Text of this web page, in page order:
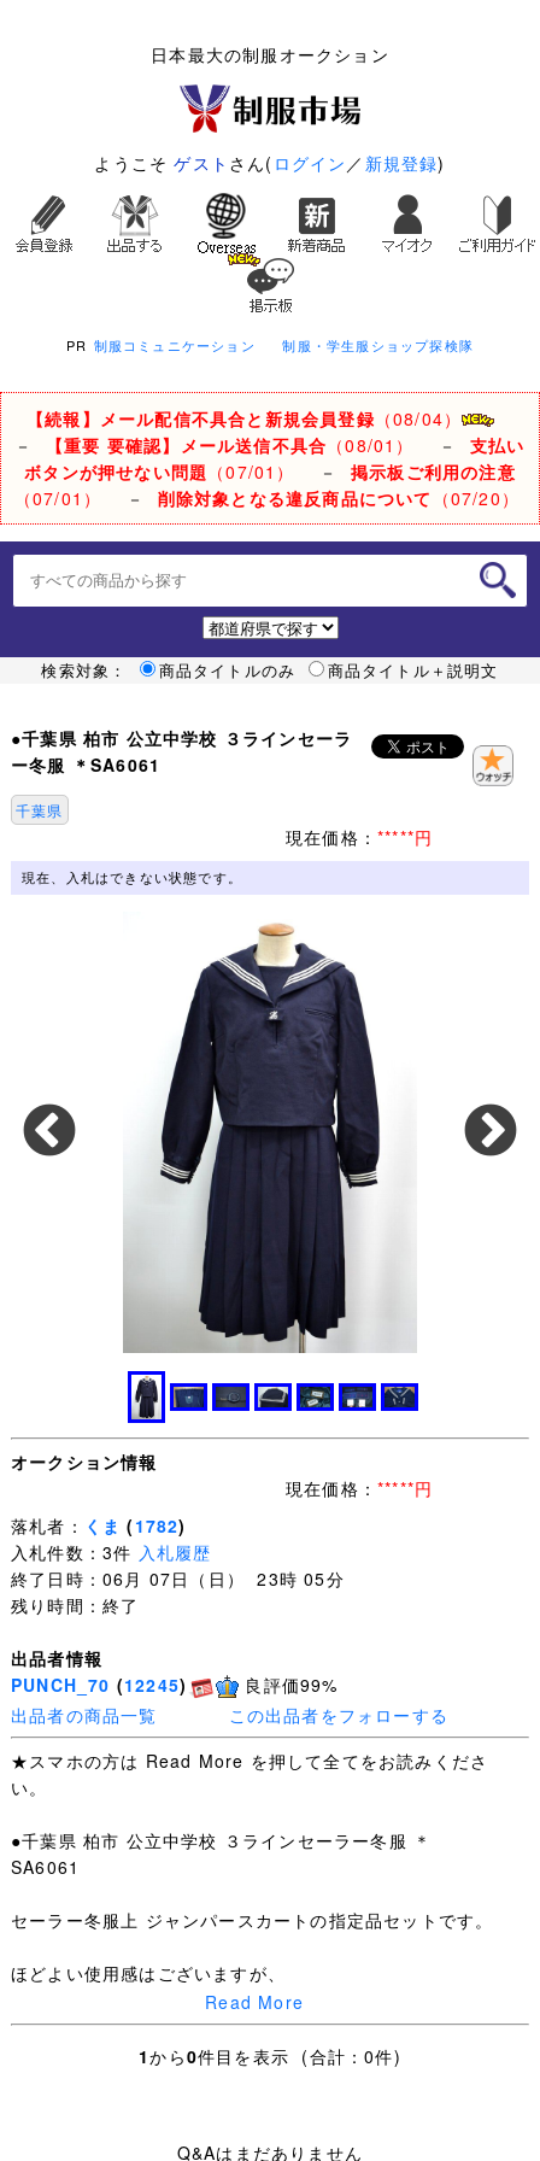
日本最大の制服オークション
ようこそゲスト さん( ログイン ／ 新規登録)
PR 制服コミュニケーション 制服・学生服ショップ探検隊
【続報】メール配信不具合と新規会員登録 （08/04）
－
【重要 要確認】メール送信不具合 （08/01） － 支払い
ボタンが押せない問題 （07/01） － 掲示板ご利用の注意
（07/01）
－ 削除対象となる違反商品について （07/20）
検索対象： 商品タイトルのみ 商品タイトル＋説明文
●千葉県 柏市 公立中学校 ３ラインセーラ
ー冬服 ＊SA6061
千葉県
現在価格： *****円
現在、入札はできない状態です。
オークション情報
現在価格： *****円
落札者： くま ( 1782)
入札件数：3件 入札履歴
終了日時：06月 07日（日） 23時 05分
残り時間：終了
出品者情報
PUNCH_70 (12245)
良評価99%
出品者の商品一覧
この出品者をフォローする
★スマホの方は Read More を押して全てをお読みくださ
い。
●千葉県 柏市 公立中学校 ３ラインセーラー冬服 ＊
SA6061
セーラー冬服上 ジャンパースカートの指定品セットです。
ほどよい使用感はございますが、
特筆するような汚れ・ダメージはありません。
Read More
1から0件目を表示 (合計：0件)
Q&Aはまだありません